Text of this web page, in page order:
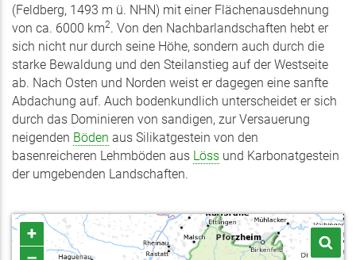
(Feldberg, 1493 m ü. NHN) mit einer Flächenausdehnung
von ca. 6000 km2. Von den Nachbarlandschaften hebt er
sich nicht nur durch seine Höhe, sondern auch durch die
starke Bewaldung und den Steilanstieg auf der Westseite
ab. Nach Osten und Norden weist er dagegen eine sanfte
Abdachung auf. Auch bodenkundlich unterscheidet er sich
durch das Dominieren von sandigen, zur Versauerung
neigenden Böden aus Silikatgestein von den
basenreicheren Lehmböden aus Löss und Karbonatgestein
der umgebenden Landschaften.
+